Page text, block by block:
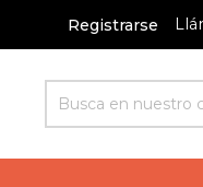
Registrarse